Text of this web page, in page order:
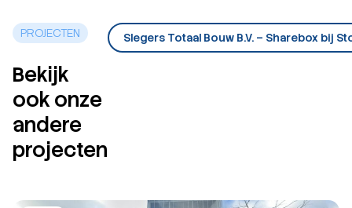
PROJECTEN
Bekijk
ook onze
andere
projecten
Slegers Totaal Bouw B.V. – Sharebox bij